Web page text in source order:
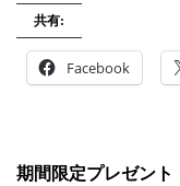
共有:
Facebook
期間限定プレゼント